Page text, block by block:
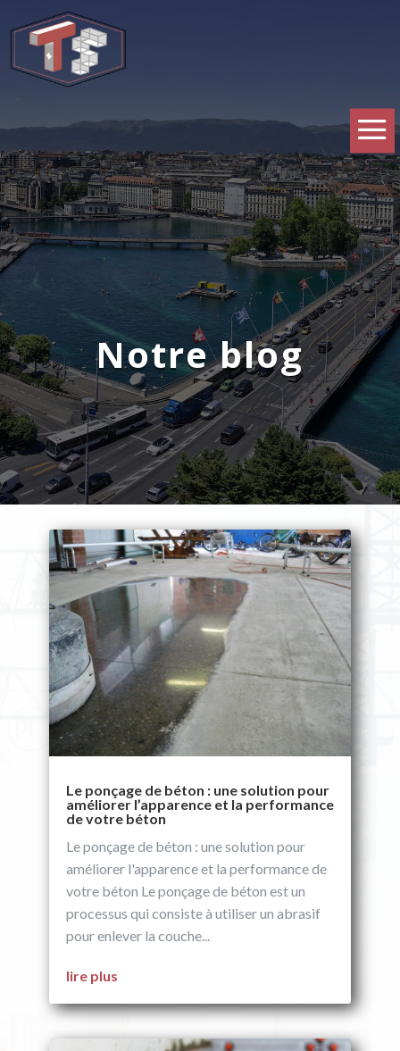
Notre blog
Le ponçage de béton : une solution pour
améliorer l’apparence et la performance
de votre béton
Le ponçage de béton : une solution pour
améliorer l'apparence et la performance de
votre béton Le ponçage de béton est un
processus qui consiste à utiliser un abrasif
pour enlever la couche...
lire plus